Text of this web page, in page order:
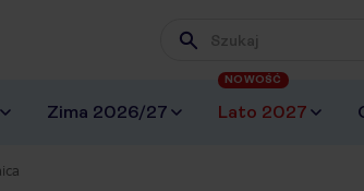
Wpisz frazę, której
Zima 2026/27 Lato 2027
NOWOŚĆ